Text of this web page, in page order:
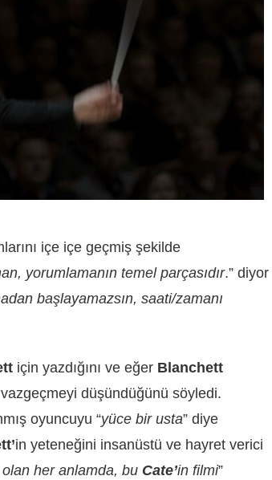
içe içe geçmiş şekilde
yorumlamanın temel parçasıdır.” diyor
başlayamazsın, saati/zamanı
için yazdığını ve eğer Blanchett
düşündüğünü söyledi.
oyuncuyu “yüce bir usta” diye
in yeteneğini insanüstü ve hayret verici
her anlamda, bu Cate’in filmi”